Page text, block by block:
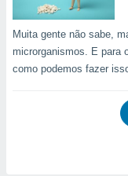
Muita gente não sabe,
microrganismos. E para
como podemos fazer